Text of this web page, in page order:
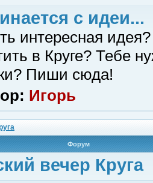
с идеи...
интересная
в Круге? Тебе
Пиши сюда!
Игорь
Форум
вечер Круга